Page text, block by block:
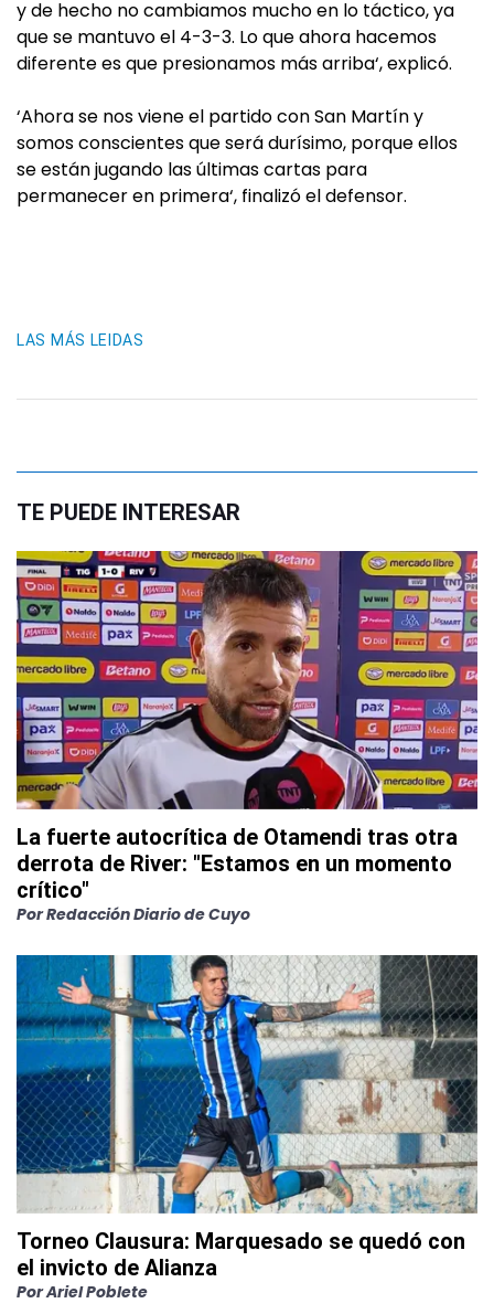
y de hecho no cambiamos mucho en lo táctico, ya
que se mantuvo el 4-3-3. Lo que ahora hacemos
diferente es que presionamos más arriba‘, explicó.
‘Ahora se nos viene el partido con San Martín y
somos conscientes que será durísimo, porque ellos
se están jugando las últimas cartas para
permanecer en primera‘, finalizó el defensor.
LAS MÁS LEIDAS
TE PUEDE INTERESAR
La fuerte autocrítica de Otamendi tras otra
derrota de River: "Estamos en un momento
crítico"
PorRedacción Diario de Cuyo
Torneo Clausura: Marquesado se quedó con
el invicto de Alianza
PorAriel Poblete